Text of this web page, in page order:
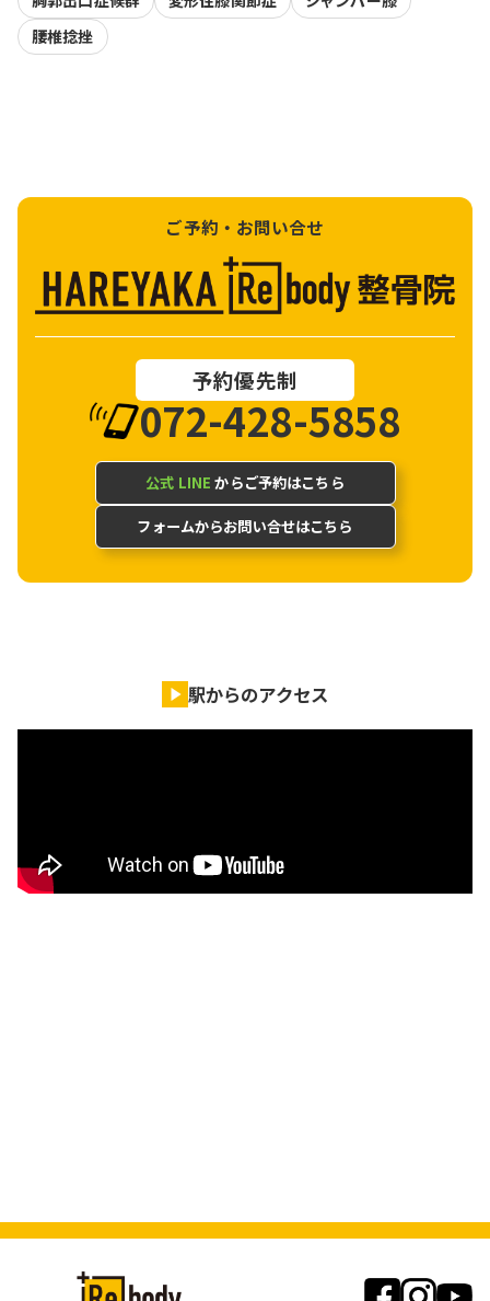
腰椎捻挫
ご予約・お問い合せ
予約優先制
072-428-5858
公式 LINE からご予約はこちら
フォームからお問い合せはこちら
駅からのアクセス